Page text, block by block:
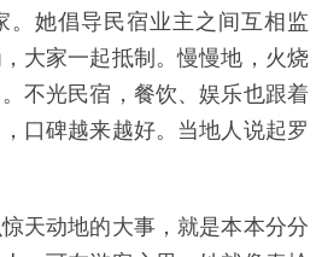
。她倡导民宿业主之间互相监
大家一起抵制。慢慢地，火烧
不光民宿，餐饮、娱乐也跟着
口碑越来越好。当地人说起罗
天动地的大事，就是本本分分